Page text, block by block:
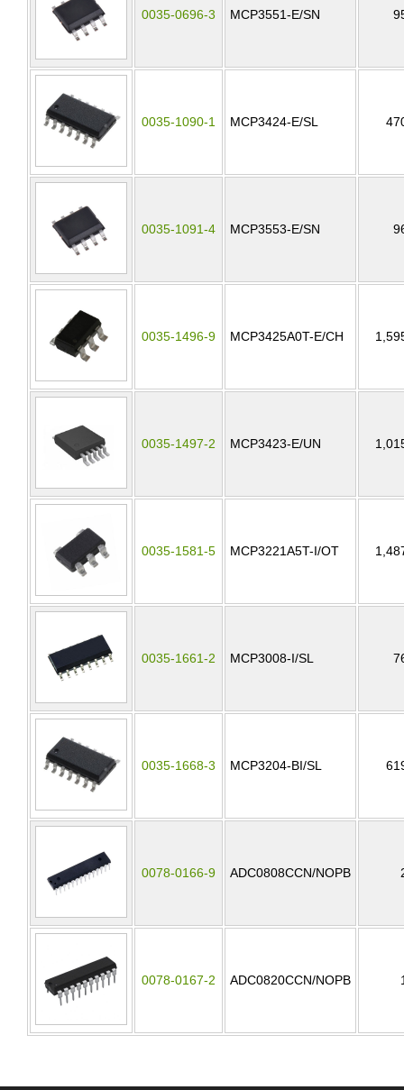
0035-0696-3 MCP3551-E/SN
0035-1090-1 MCP3424-E/SL
0035-1091-4 MCP3553-E/SN
0035-1496-9 MCP3425A0T-E/CH
0035-1497-2 MCP3423-E/UN
0035-1581-5 MCP3221A5T-I/OT
0035-1661-2 MCP3008-I/SL
0035-1668-3 MCP3204-BI/SL
0078-0166-9 ADC0808CCN/NOPB
0078-0167-2 ADC0820CCN/NOPB